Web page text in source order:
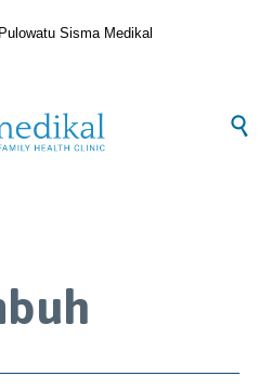
Sisma Medikal
